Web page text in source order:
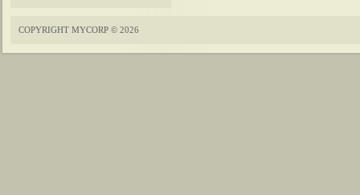
COPYRIGHT MYCORP © 2026